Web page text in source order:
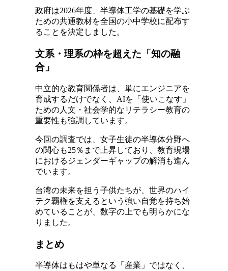
政府は2026年度、半導体工学の基礎を学ぶ
ための共通教材を全国の小中学校に配布す
ることを決定しました。
文系・理系の枠を超えた「知の融
合」
中立的な教育関係者は、単にエンジニアを
育成するだけでなく、AIを「使いこなす」
ための人文・社会学的なリテラシー教育の
重要性も強調しています。
今回の調査では、女子生徒の半導体分野へ
の関心も25％まで上昇しており、教育現場
におけるジェンダーギャップの解消も進ん
でいます。
台湾の未来を担う子供たちが、世界のハイ
テク覇権を支えるという強い自覚を持ち始
めていることが、数字の上でも明らかにな
りました。
まとめ
半導体はもはや単なる「産業」ではなく、